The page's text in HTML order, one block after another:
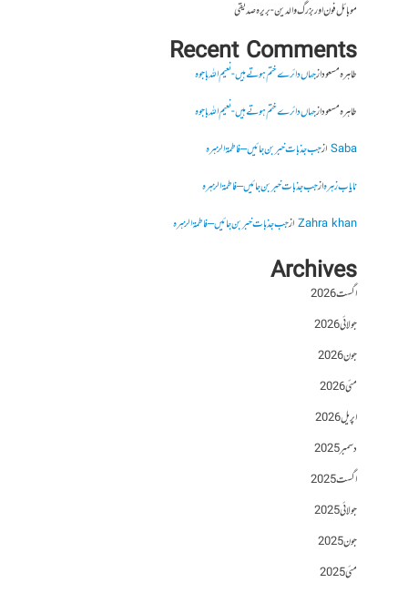
موبائل فون اور بزرگ والدین- بریرہ صدیقی
Recent Comments
طاہرہ مسعودازجہاں دائرے ختم ہوتے ہیں- نعیم اللہ باجوہ
طاہرہ مسعودازجہاں دائرے ختم ہوتے ہیں- نعیم اللہ باجوہ
Sabaازجب جذبات خبر بن جائیں – فاطمۃالزہرہ
نایاب زہرہازجب جذبات خبر بن جائیں – فاطمۃالزہرہ
Zahra khanازجب جذبات خبر بن جائیں – فاطمۃالزہرہ
Archives
اگست 2026
جولائی 2026
جون 2026
مئی 2026
اپریل 2026
دسمبر 2025
اگست 2025
جولائی 2025
جون 2025
مئی 2025